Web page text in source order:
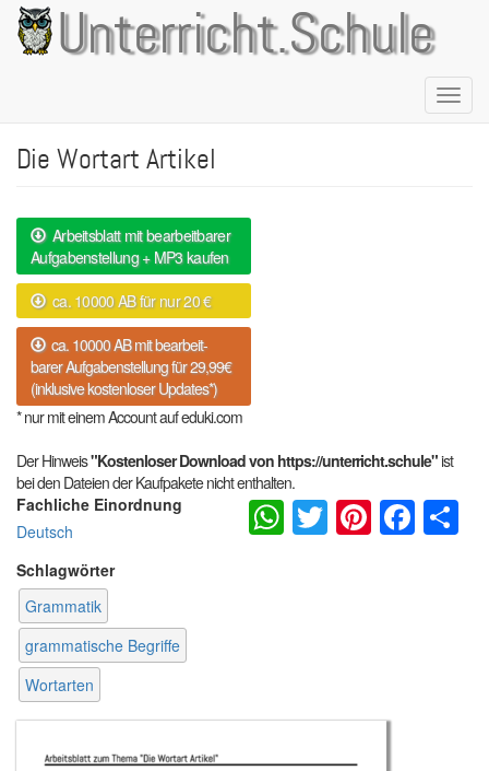
Direkt
zum
Inhalt
Unterricht.Schule
Die Wortart Artikel
Arbeitsblatt mit bearbeitbarer
Aufgabenstellung + MP3 kaufen
ca. 10000 AB für nur 20 €
ca. 10000 AB mit bearbeit-
barer Aufgabenstellung für 29,99€
(inklusive kostenloser Updates*)
* nur mit einem Account auf eduki.com
Der Hinweis"Kostenloser Download von https://unterricht.schule"ist
bei den Dateien der Kaufpakete nicht enthalten.
Fachliche Einordnung
Deutsch
Schlagwörter
Grammatik
grammatische Begriffe
Wortarten
WhatsApp
Twitter